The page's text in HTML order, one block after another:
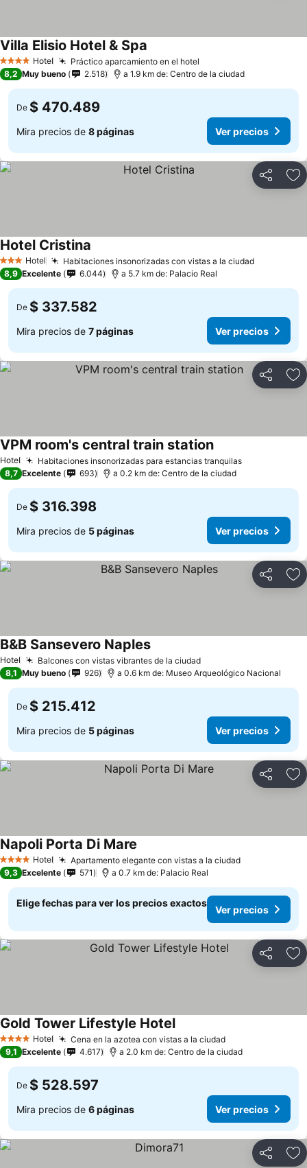
4 EstrellasHotel Práctico aparcamiento en el hotel
Villa Elisio Hotel & Spa
8,2 Muy bueno 2.518 a 1.9 km de: Centro de la ciudad
De $ 470.489
Mira precios de 8 páginas Ver precios
Compartir
3 Estrellas
Hotel Habitaciones insonorizadas con vistas a la ciudadVer
Hotel Cristina
8,9 Excelente 6.044 a 5.7 km de: Palacio Real
De $ 337.582
Mira precios de 7 páginas Ver precios
Compartir
Hotel Habitaciones insonorizadas para estancias tranquilasVer precios
VPM room's central train stationVer precios
8,7 Excelente 693 a 0.2 km de: Centro de la ciudad
De $ 316.398
Mira precios de 5 páginas Ver precios
Compartir
Hotel Balcones con vistas vibrantes de la ciudadVer precios
B&B Sansevero NaplesVer precios
8,1 Muy bueno 926 a 0.6 km de: Museo Arqueológico Nacional
De $ 215.412
Mira precios de 5 páginas Ver precios
Compartir
4 EstrellasHotel Apartamento elegante con vistas a la ciudadVer precios
Napoli Porta Di Mare
9,3 Excelente 571 a 0.7 km de: Palacio Real
Elige fechas para ver los precios exactos
Ver precios
Compartir
4 EstrellasHotel Cena en la azotea con vistas a la ciudadVer precios
Gold Tower Lifestyle HotelVer precios
9,1 Excelente 4.617 a 2.0 km de: Centro de la ciudad
De $ 528.597
Mira precios de 6 páginas Ver precios
Compartir